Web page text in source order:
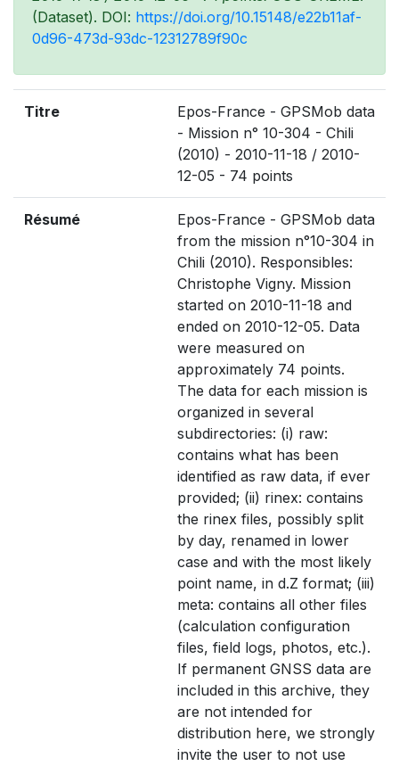
(Dataset). DOI: https://doi.org/10.15148/e22b11af-
0d96-473d-93dc-12312789f90c
Titre
Epos-France - GPSMob data
- Mission n° 10-304 - Chili
(2010) - 2010-11-18 / 2010-
12-05 - 74 points
Résumé
Epos-France - GPSMob data
from the mission n°10-304 in
Chili (2010). Responsibles:
Christophe Vigny. Mission
started on 2010-11-18 and
ended on 2010-12-05. Data
were measured on
approximately 74 points.
The data for each mission is
organized in several
subdirectories: (i) raw:
contains what has been
identified as raw data, if ever
provided; (ii) rinex: contains
the rinex files, possibly split
by day, renamed in lower
case and with the most likely
point name, in d.Z format; (iii)
meta: contains all other files
(calculation configuration
files, field logs, photos, etc.).
If permanent GNSS data are
included in this archive, they
are not intended for
distribution here, we strongly
invite the user to not use